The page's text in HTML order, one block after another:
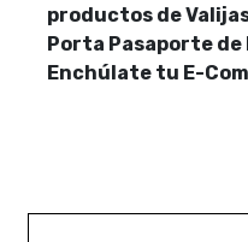
productos de
Porta Pasaporte
Enchúlate tu E-